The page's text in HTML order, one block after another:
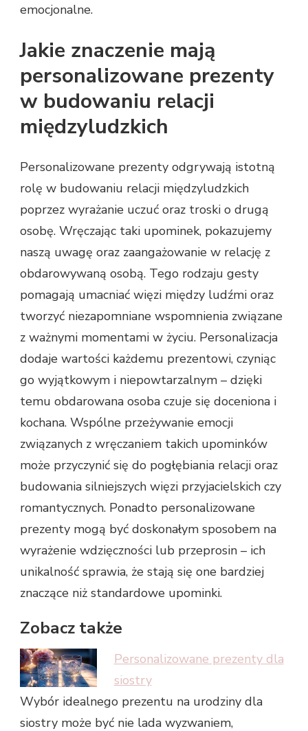
emocjonalne.
Jakie znaczenie mają
personalizowane prezenty
w budowaniu relacji
międzyludzkich
Personalizowane prezenty odgrywają istotną
rolę w budowaniu relacji międzyludzkich
poprzez wyrażanie uczuć oraz troski o drugą
osobę. Wręczając taki upominek, pokazujemy
naszą uwagę oraz zaangażowanie w relację z
obdarowywaną osobą. Tego rodzaju gesty
pomagają umacniać więzi między ludźmi oraz
tworzyć niezapomniane wspomnienia związane
z ważnymi momentami w życiu. Personalizacja
dodaje wartości każdemu prezentowi, czyniąc
go wyjątkowym i niepowtarzalnym – dzięki
temu obdarowana osoba czuje się doceniona i
kochana. Wspólne przeżywanie emocji
związanych z wręczaniem takich upominków
może przyczynić się do pogłębiania relacji oraz
budowania silniejszych więzi przyjacielskich czy
romantycznych. Ponadto personalizowane
prezenty mogą być doskonałym sposobem na
wyrażenie wdzięczności lub przeprosin – ich
unikalność sprawia, że stają się one bardziej
znaczące niż standardowe upominki.
Zobacz także
Personalizowane prezenty dla
siostry
Wybór idealnego prezentu na urodziny dla
siostry może być nie lada wyzwaniem,